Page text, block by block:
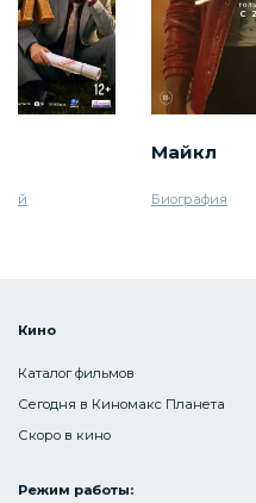
Майкл
Биография
Кино
Каталог фильмов
Сегодня в Киномакс Планета
Скоро в кино
Режим работы: